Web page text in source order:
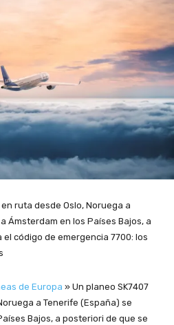
de Europa » Un planeo SK7407
a Tenerife (España) se
Bajos, a posteriori de que se